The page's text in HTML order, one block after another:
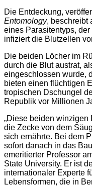
Die Entdeckung,
Entomology, beschreibt
eines Parasitentyps,
infiziert die Blutzellen
Die beiden Löcher im
durch die Blut austrat,
eingeschlossen wurde,
bieten einen flüchtigen
tropischen Dschungel
Republik vor Millionen
„Diese beiden winzigen
die Zecke von dem
sich ernährte. Bei dem
sofort danach in das
emeritierter Professor
State University. Er ist
internationaler Experte
Lebensformen, die in